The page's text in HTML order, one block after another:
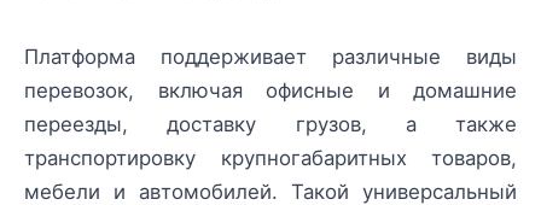
Платформа поддерживает различные виды
перевозок, включая офисные и домашние
переезды, доставку грузов, а также
транспортировку крупногабаритных товаров,
мебели и автомобилей. Такой универсальный